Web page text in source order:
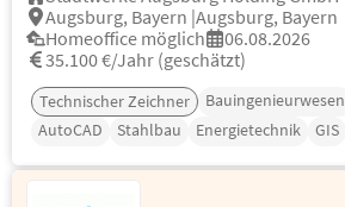
Augsburg, Bayern |Augsburg, Bayern
Homeoffice möglich
06.08.2026
35.100 €/Jahr (geschätzt)
Technischer Zeichner Bauingenieurwesen
AutoCAD
Stahlbau Energietechnik GIS